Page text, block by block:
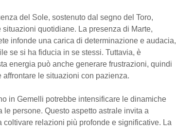
del Sole, sostenuto dal segno del Toro,
quotidiane. La presenza di Marte,
infonde una carica di determinazione e audacia,
se si ha fiducia in se stessi. Tuttavia, è
energia può anche generare frustrazioni, quindi
le situazioni con pazienza.
in Gemelli potrebbe intensificare le dinamiche
le persone. Questo aspetto astrale invita a
relazioni più profonde e significative. La